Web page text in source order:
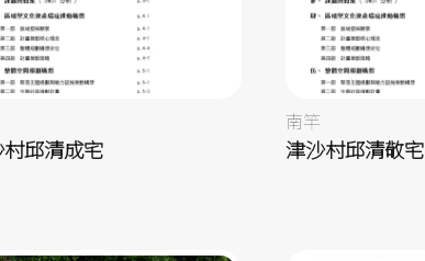
邱清成宅
南竿
津沙村邱清敬宅